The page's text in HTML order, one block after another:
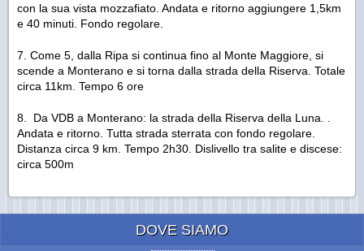
con la sua vista mozzafiato. Andata e ritorno aggiungere 1,5km
e 40 minuti. Fondo regolare.
7. Come 5, dalla Ripa si continua fino al Monte Maggiore, si
scende a Monterano e si torna dalla strada della Riserva. Totale
circa 11km. Tempo 6 ore
8. Da VDB a Monterano: la strada della Riserva della Luna. .
Andata e ritorno. Tutta strada sterrata con fondo regolare.
Distanza circa 9 km. Tempo 2h30. Dislivello tra salite e discese:
circa 500m
DOVE SIAMO